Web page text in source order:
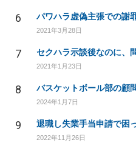
6 パワハラ虚偽主張での謝
2021年3月28日
7 セクハラ示談後なのに、
2021年1月23日
8
2024年1月7日
9 退職し失業手当申請で困
2022年11月26日